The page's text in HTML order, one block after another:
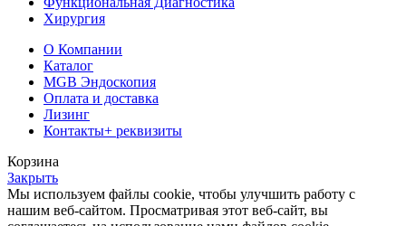
Хирургия
О Компании
Каталог
MGB Эндоскопия
Оплата и доставка
Лизинг
Контакты+ реквизиты
Корзина
Закрыть
Мы используем файлы cookie, чтобы улучшить работу с
нашим веб-сайтом. Просматривая этот веб-сайт, вы